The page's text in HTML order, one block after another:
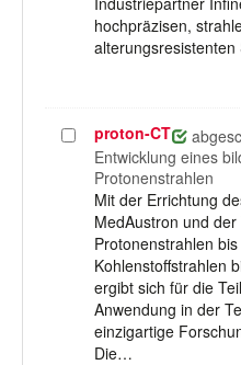
hochpräzisen,
Projekt
auswählen
proton-CT
Entwicklung eines
Protonenstrahlen
Mit der Errichtung
MedAustron und
Protonenstrahlen
Kohlenstoffstrahlen
ergibt sich für die
Anwendung in der
einzigartige
Die…